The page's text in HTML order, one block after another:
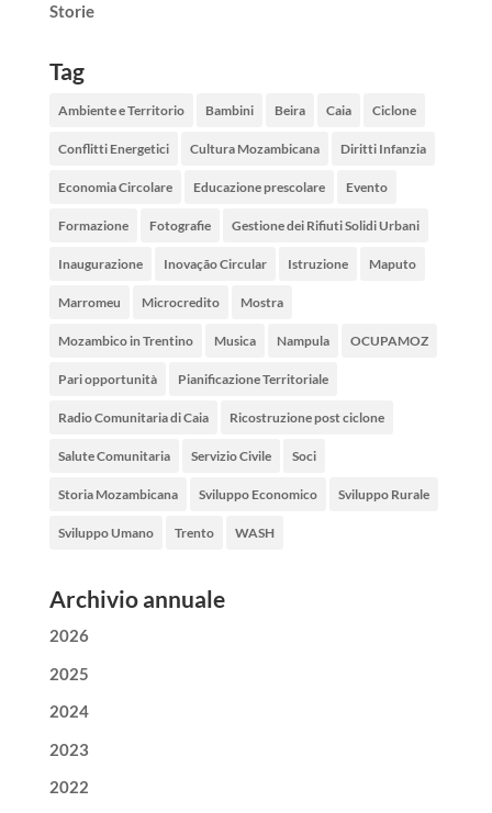
Storie
Tag
Ambiente e Territorio Bambini Beira Caia Ciclone
Conflitti Energetici Cultura Mozambicana Diritti Infanzia
Economia Circolare Educazione prescolare Evento
Formazione Fotografie Gestione dei Rifiuti Solidi Urbani
Inaugurazione Inovação Circular Istruzione Maputo
Marromeu Microcredito Mostra
Mozambico in Trentino Musica Nampula OCUPAMOZ
Pari opportunità Pianificazione Territoriale
Radio Comunitaria di Caia Ricostruzione post ciclone
Salute Comunitaria Servizio Civile Soci
Storia Mozambicana Sviluppo Economico Sviluppo Rurale
Sviluppo Umano Trento WASH
Archivio annuale
2026
2025
2024
2023
2022